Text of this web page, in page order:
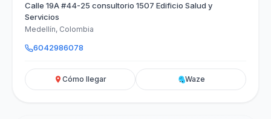
Calle 19A #44-25 consultorio 1507 Edificio Salud y
Servicios
Medellín, Colombia
6042986078
Cómo llegar Waze